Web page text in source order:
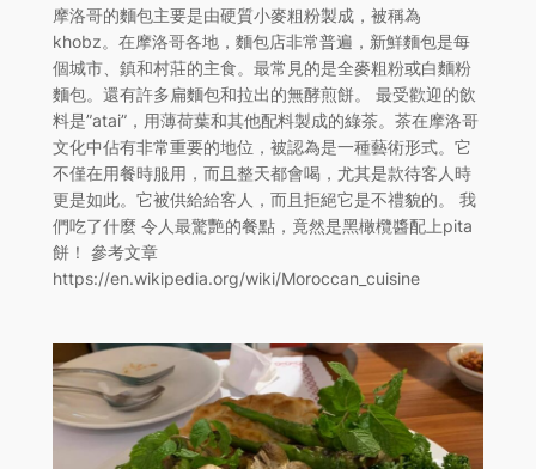
摩洛哥的麵包主要是由硬質小麥粗粉製成，被稱為
khobz。在摩洛哥各地，麵包店非常普遍，新鮮麵包是每
個城市、鎮和村莊的主食。最常見的是全麥粗粉或白麵粉
麵包。還有許多扁麵包和拉出的無酵煎餅。 最受歡迎的飲
料是”atai”，用薄荷葉和其他配料製成的綠茶。茶在摩洛哥
文化中佔有非常重要的地位，被認為是一種藝術形式。它
不僅在用餐時服用，而且整天都會喝，尤其是款待客人時
更是如此。它被供給給客人，而且拒絕它是不禮貌的。 我
們吃了什麼 令人最驚艷的餐點，竟然是黑橄欖醬配上pita
餅！ 參考文章
https://en.wikipedia.org/wiki/Moroccan_cuisine